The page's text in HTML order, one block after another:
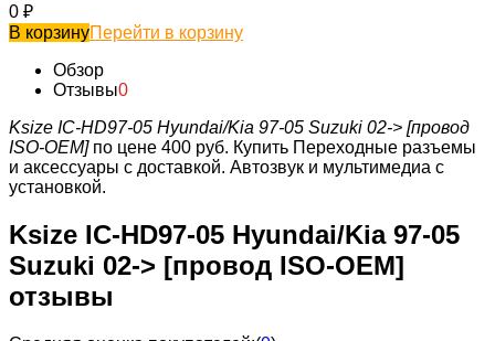
0 ₽
В корзинуПерейти в корзину
Обзор
Отзывы0
Ksize IC-HD97-05 Hyundai/Kia 97-05 Suzuki 02-> [провод
ISO-OEM]по цене 400 руб. Купить Переходные разъемы
и аксессуары с доставкой. Автозвук и мультимедиа с
установкой.
Ksize IC-HD97-05 Hyundai/Kia 97-05
Suzuki 02-> [провод ISO-OEM]
отзывы